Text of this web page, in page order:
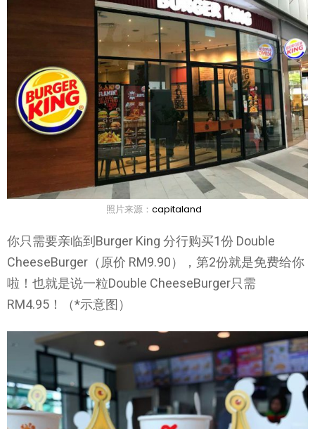
照片来源： capitaland
你只需要亲临到Burger King 分行购买1份 Double
CheeseBurger（原价 RM9.90），第2份就是免费给你
啦！也就是说一粒Double CheeseBurger只需
RM4.95！（*示意图）